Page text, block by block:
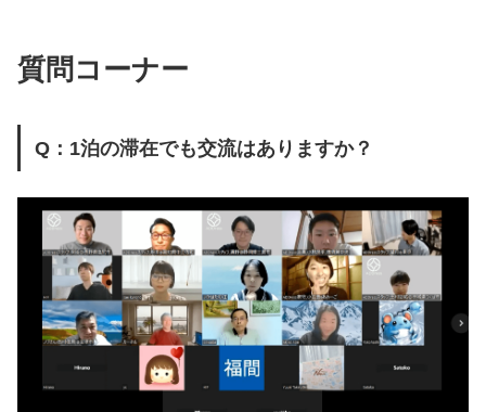
質問コーナー
Q：1泊の滞在でも交流はありますか？